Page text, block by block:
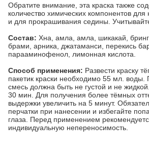
Обратите внимание, эта краска также
количество химических компонентов
и для прокрашивания седины.
Состав: Хна, амла, амла, шикакай,
брами, арника, джатаманси, перекись
парааминофенол, лимонная кислота.
Способ применения: Развести краску
пакетик краски необходимо 55 мл. воды.
смесь должна быть не густой и не
30 мин. Для получения более тёмных
выдержки увеличить на 5 минут.
перчатки при нанесении и избегайте
глаза. Перед применением
индивидуальную непереносимость.